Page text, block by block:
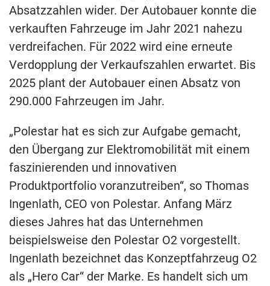
Absatzzahlen wider. Der Autobauer konnte die
verkauften Fahrzeuge im Jahr 2021 nahezu
verdreifachen. Für 2022 wird eine erneute
Verdopplung der Verkaufszahlen erwartet. Bis
2025 plant der Autobauer einen Absatz von
290.000 Fahrzeugen im Jahr.
„Polestar hat es sich zur Aufgabe gemacht,
den Übergang zur Elektromobilität mit einem
faszinierenden und innovativen
Produktportfolio voranzutreiben“, so Thomas
Ingenlath, CEO von Polestar. Anfang März
dieses Jahres hat das Unternehmen
beispielsweise den Polestar O2 vorgestellt.
Ingenlath bezeichnet das Konzeptfahrzeug O2
als „Hero Car“ der Marke. Es handelt sich um